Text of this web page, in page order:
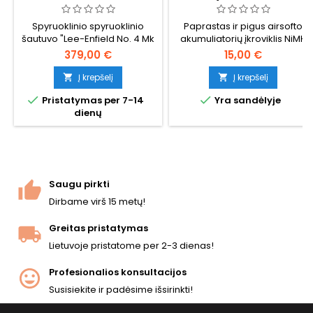
SPYRUOKLINIS ŠAUTUVAS -
"REAL WOOD", BRITŲ
ANTROJO PASAULINIO
KARO TARNYBINIS
ŠAUTUVAS
Spyruoklinio spyruoklinio
šautuvo "Lee-Enfield No. 4 Mk
I" - standartinio Antrojo
pasaulinio karo britų ir
Sandraugos tarnybinio
šautuvo - kopija. Tikro medžio
medinės detalės, metalinis
mechanizmas, 30 šovinių
dėtuvė, ~390 FPS / 1,41 J. 1130
379,00 €
 Į krepšelį
 Pristatymas per 7-14
dienų
Paprastas ir pigus airsofto
akumuliatorių įkroviklis NiMH
akumuliatoriams
15,00 €
 Į krepšelį
 Yra sandėlyje
Saugu pirkti
Dirbame virš 15 metų!
Greitas pristatymas
Lietuvoje pristatome per 2-3 dienas!
Profesionalios konsultacijos
Susisiekite ir padėsime išsirinkti!